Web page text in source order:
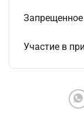
Запрещенное
Участие в